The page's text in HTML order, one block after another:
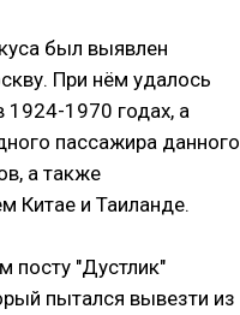
был выявлен
При нём удалось
1924-1970 годах, а
пассажира данного
а также
Китае и Таиланде.
посту "Дустлик"
пытался вывезти из